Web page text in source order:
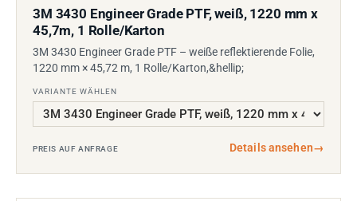
3M 3430 Engineer Grade PTF, weiß, 1220 mm x
45,7m, 1 Rolle/Karton
3M 3430 Engineer Grade PTF – weiße reflektierende Folie,
1220 mm × 45,72 m, 1 Rolle/Karton,&hellip;
VARIANTE WÄHLEN
PREIS AUF ANFRAGE Details ansehen→